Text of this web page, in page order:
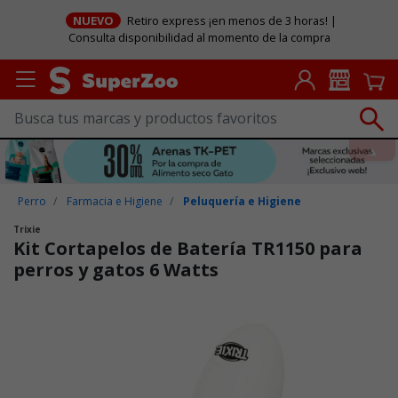
NUEVO
Retiro express ¡en menos de 3 horas! |
Consulta disponibilidad al momento de la compra
Perro Farmacia e Higiene Peluquería e Higiene
Trixie
Kit Cortapelos de Batería TR1150 para
perros y gatos 6 Watts